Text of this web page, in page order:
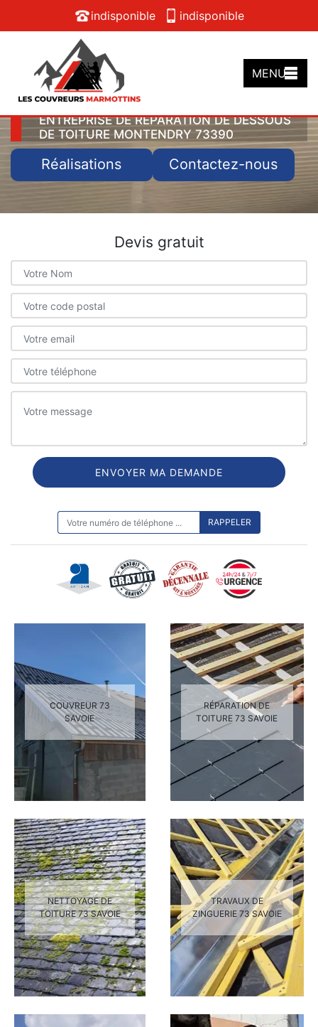
indisponible indisponible
MENU
ENTREPRISE DE RÉPARATION DE DESSOUS
DE TOITURE MONTENDRY 73390
Réalisations Contactez-nous
Devis gratuit
COUVREUR 73
SAVOIE
RÉPARATION DE
TOITURE 73 SAVOIE
NETTOYAGE DE
TOITURE 73 SAVOIE
TRAVAUX DE
ZINGUERIE 73 SAVOIE